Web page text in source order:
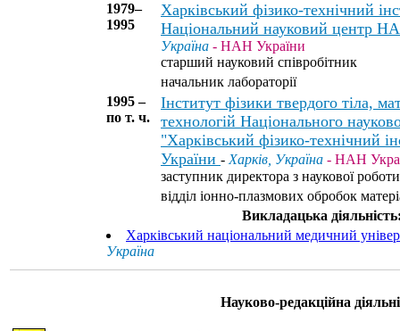
1979–
1995
Харківський фізико-технічний
Національний науковий центр
Україна - НАН України
старший науковий співробітник
начальник лабораторії
1995 –
по т. ч.
Інститут фізики твердого тіла,
технологій Національного
"Харківський фізико-технічний
України - Харків, Україна - НАН
заступник директора з наукової роботи
відділ іонно-плазмових обробок
Викладацька
Харківський національний медичний
Україна
Науково-редакційна